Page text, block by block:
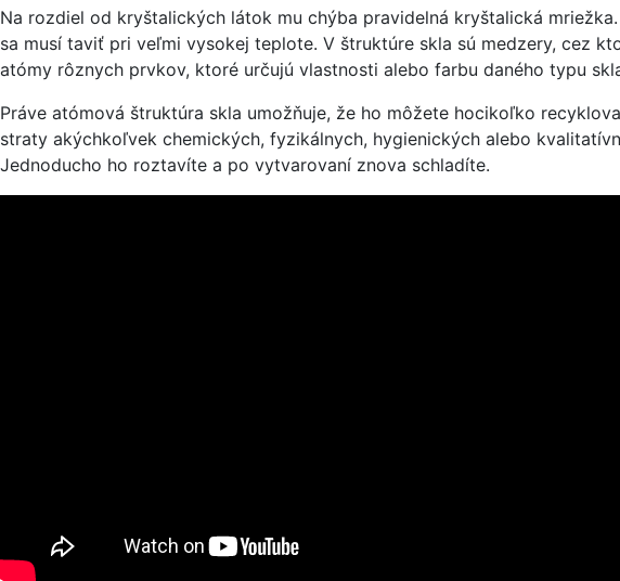
Na rozdiel od kryštalických látok mu chýba pravidelná kryštalická
sa musí taviť pri veľmi vysokej teplote. V štruktúre skla sú medzery, cez
atómy rôznych prvkov, ktoré určujú vlastnosti alebo farbu daného typu
Práve atómová štruktúra skla umožňuje, že ho môžete hocikoľko
straty akýchkoľvek chemických, fyzikálnych, hygienických alebo
Jednoducho ho roztavíte a po vytvarovaní znova schladíte.